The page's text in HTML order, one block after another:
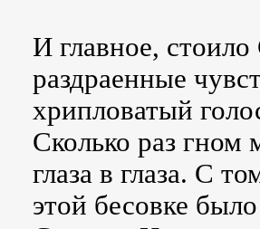
И главное,
раздраенные
хрипловатый
Сколько раз гном
глаза в глаза. С
этой бесовке